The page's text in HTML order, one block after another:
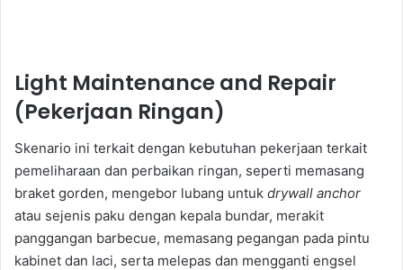
Light Maintenance and Repair
(Pekerjaan Ringan)
Skenario ini terkait dengan kebutuhan pekerjaan terkait
pemeliharaan dan perbaikan ringan, seperti memasang
braket gorden, mengebor lubang untuk drywall anchor
atau sejenis paku dengan kepala bundar, merakit
panggangan barbecue, memasang pegangan pada pintu
kabinet dan laci, serta melepas dan mengganti engsel